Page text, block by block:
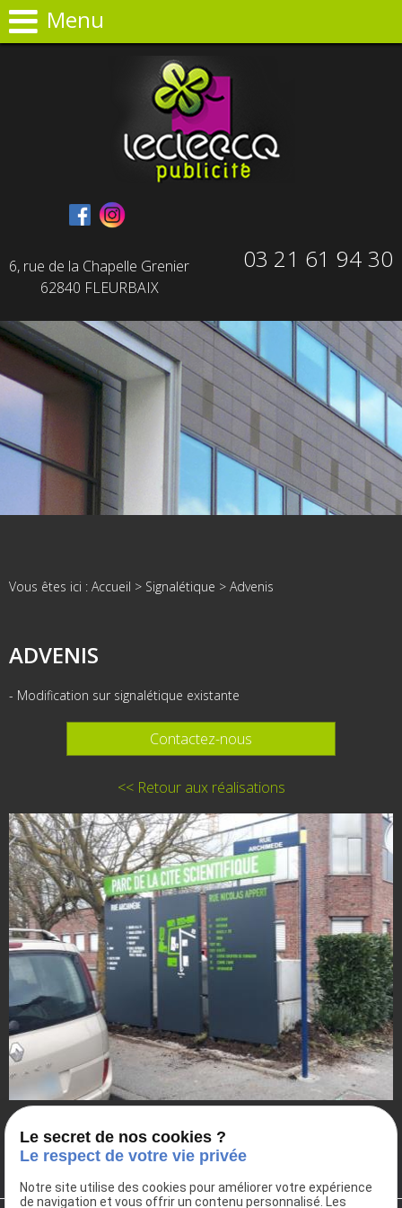
Menu
6, rue de la Chapelle Grenier
62840 FLEURBAIX
03 21 61 94 30
Vous êtes ici : Accueil > Signalétique > Advenis
ADVENIS
- Modification sur signalétique existante
Contactez-nous
<< Retour aux réalisations
Panneau de gestion des cookies
Le secret de nos cookies ?
Le respect de votre vie privée
Notre site utilise des cookies pour améliorer votre expérience
de navigation et vous offrir un contenu personnalisé. Les